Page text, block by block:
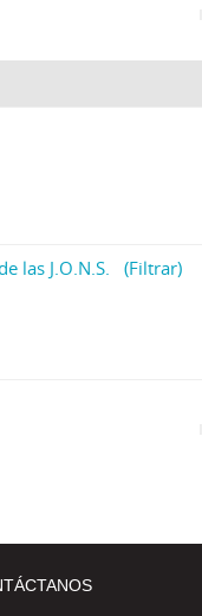
las J.O.N.S. (Filtrar)